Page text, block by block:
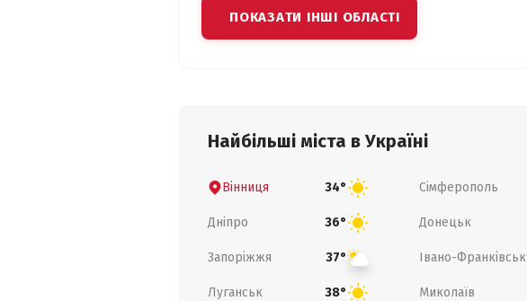
ПОКАЗАТИ ІНШІ ОБЛАСТІ
Найбільші міста в Україні
Вінниця 34° Сімферополь
Дніпро 36° Донецьк
Запоріжжя 37° Івано-Франківськ
Луганськ 38° Миколаїв